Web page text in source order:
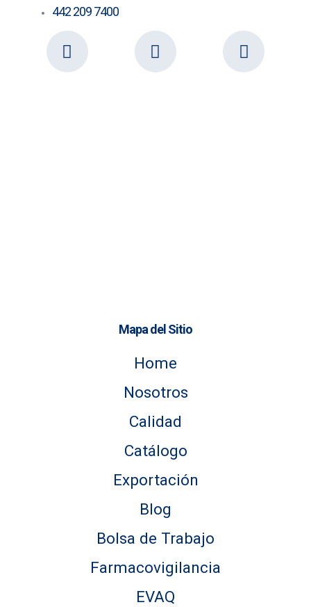
442 209 7400
Mapa del Sitio
Home
Nosotros
Calidad
Catálogo
Exportación
Blog
Bolsa de Trabajo
Farmacovigilancia
EVAQ